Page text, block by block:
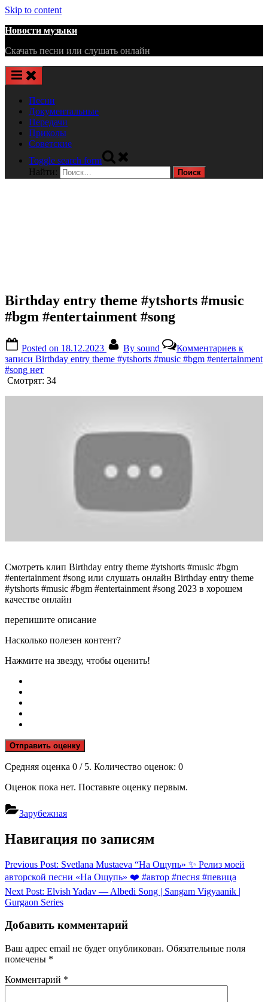
Skip to content
Новости музыки
Скачать песни или слушать онлайн
Песни
Документальные
Передачи
Приколы
Советские
Toggle search form
Найти:
Birthday entry theme #ytshorts #music
#bgm #entertainment #song
Posted on 18.12.2023 By sound Комментариев к
записи Birthday entry theme #ytshorts #music #bgm #entertainment
#song нет
Смотрят: 34
Смотреть клип Birthday entry theme #ytshorts #music #bgm
#entertainment #song или слушать онлайн Birthday entry theme
#ytshorts #music #bgm #entertainment #song 2023 в хорошем
качестве онлайн
перепишите описание
Насколько полезен контент?
Нажмите на звезду, чтобы оценить!
Отправить оценку
Средняя оценка 0 / 5. Количество оценок: 0
Оценок пока нет. Поставьте оценку первым.
Зарубежная
Навигация по записям
Previous Post: Svetlana Mustaeva “На Ощупь» ✨ Релиз моей
авторской песни «На Ощупь» ❤️ #автор #песня #певица
Next Post: Elvish Yadav — Albedi Song | Sangam Vigyaanik |
Gurgaon Series
Добавить комментарий
Ваш адрес email не будет опубликован. Обязательные поля
помечены *
Комментарий *